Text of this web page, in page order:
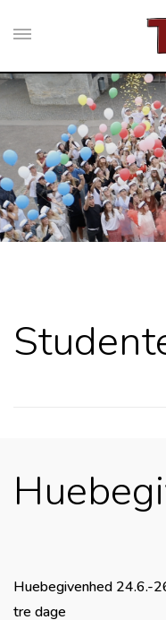
Huebegivenhed 24.6.-
tre dage